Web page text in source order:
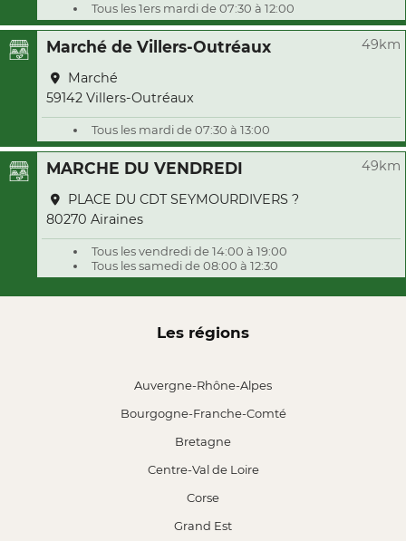
Tous les 1ers mardi de 07:30 à 12:00
Marché de Villers-Outréaux 49km
Marché
59142 Villers-Outréaux
Tous les mardi de 07:30 à 13:00
MARCHE DU VENDREDI 49km
PLACE DU CDT SEYMOURDIVERS ?
80270 Airaines
Tous les vendredi de 14:00 à 19:00
Tous les samedi de 08:00 à 12:30
Les régions
Auvergne-Rhône-Alpes
Bourgogne-Franche-Comté
Bretagne
Centre-Val de Loire
Corse
Grand Est